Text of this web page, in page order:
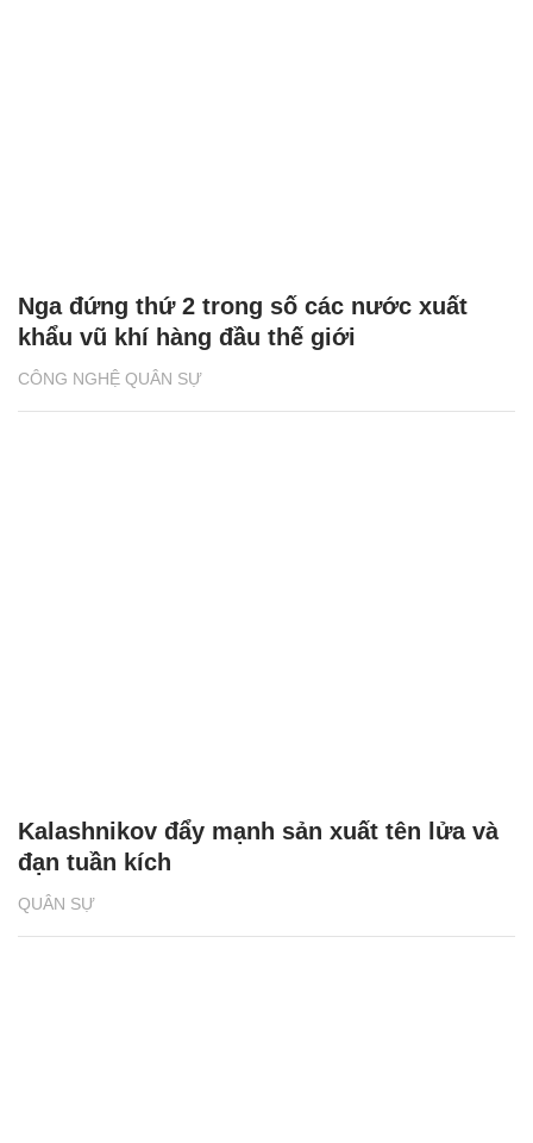
CÔNG NGHỆ QUÂN SỰ
Nga đứng thứ 2 trong số các nước xuất
khẩu vũ khí hàng đầu thế giới
QUÂN SỰ
Kalashnikov đẩy mạnh sản xuất tên lửa và
đạn tuần kích